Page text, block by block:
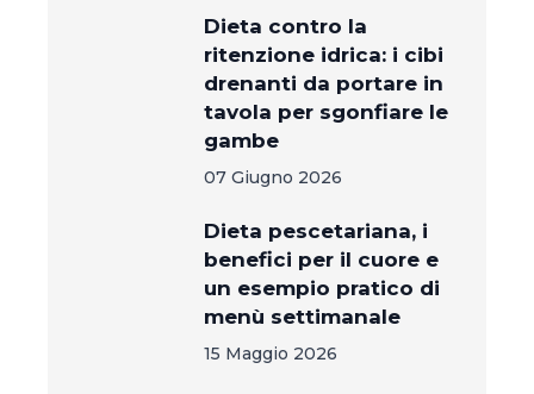
Dieta contro la
ritenzione idrica: i cibi
drenanti da portare in
tavola per sgonfiare le
gambe
07 Giugno 2026
Dieta pescetariana, i
benefici per il cuore e
un esempio pratico di
menù settimanale
15 Maggio 2026